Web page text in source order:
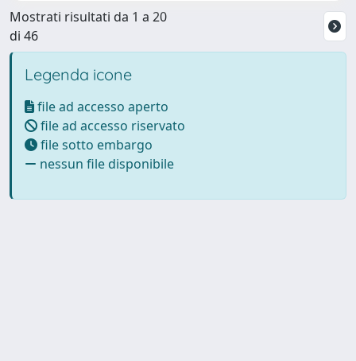
Mostrati risultati da 1 a 20
di 46
Legenda icone
file ad accesso aperto
file ad accesso riservato
file sotto embargo
nessun file disponibile